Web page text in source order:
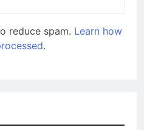
reduce spam. Learn how
.